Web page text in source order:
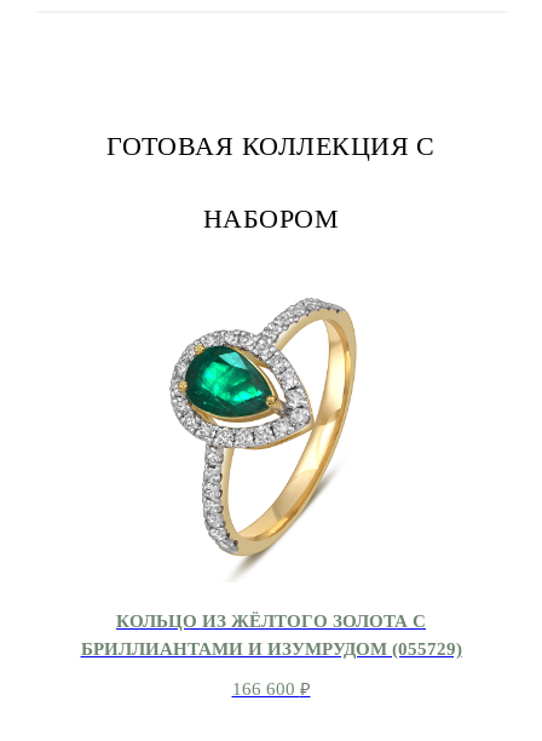
ГОТОВАЯ КОЛЛЕКЦИЯ С
НАБОРОМ
КОЛЬЦО ИЗ ЖЁЛТОГО ЗОЛОТА С
БРИЛЛИАНТАМИ И ИЗУМРУДОМ (055729)
166 600 ₽